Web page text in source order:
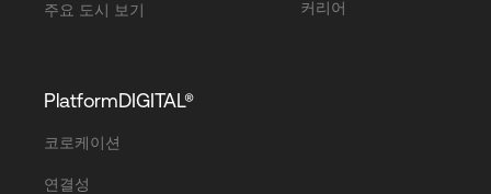
주요 도시 보기 커리어
PlatformDIGITAL®
코로케이션
연결성